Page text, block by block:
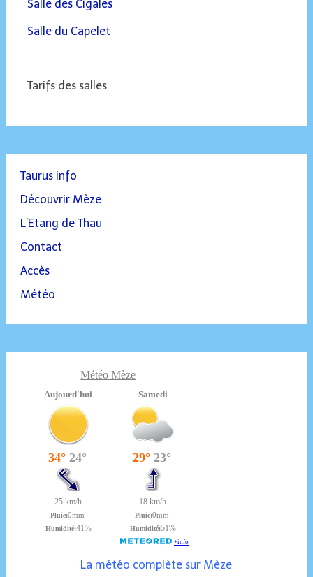
Salle des Cigales
Salle du Capelet
Tarifs des salles
Taurus info
Découvrir Mèze
L’Etang de Thau
Contact
Accès
Météo
Météo Mèze
La météo complète sur Mèze